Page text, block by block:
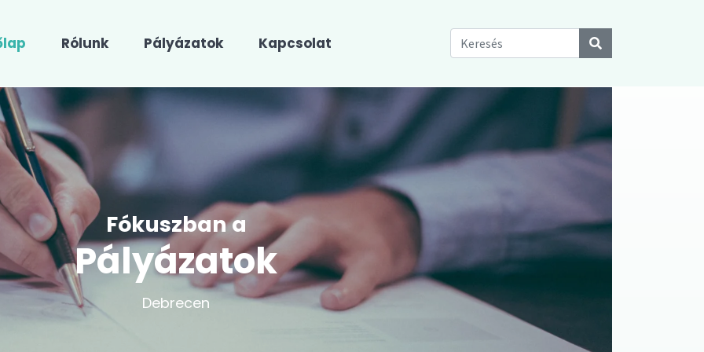
Rólunk Pályázatok Kapcsolat
Fókuszban a
Pályázatok
Debrecen